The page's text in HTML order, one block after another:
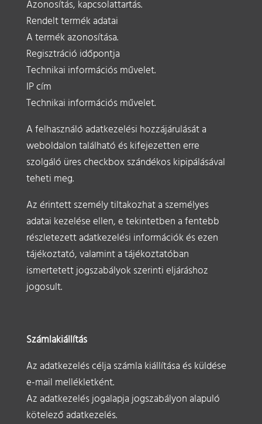
Azonosítás, kapcsolattartás.
Rendelt termék adatai
A termék azonosítása.
Regisztráció időpontja
Technikai információs művelet.
IP cím
Technikai információs művelet.
A felhasználó adatkezelési hozzájárulását a
weboldalon található és kifejezetten erre
szolgáló üres checkbox szándékos kipipálásával
teheti meg.
Az érintett személy tiltakozhat a személyes
adatai kezelése ellen, e tekintetben a fentebb
részletezett adatkezelési információk és ezen
tájékoztató, valamint a tájékoztatóban
ismertetett jogszabályok szerinti eljáráshoz
jogosult.
Számlakiállítás
Az adatkezelés célja számla kiállítása és küldése
e-mail mellékletként.
Az adatkezelés jogalapja jogszabályon alapuló
kötelező adatkezelés.